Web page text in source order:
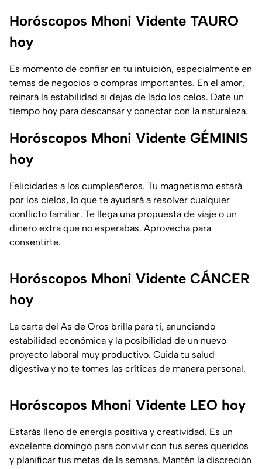
Horóscopos Mhoni Vidente TAURO
hoy
Es momento de confiar en tu intuición, especialmente en
temas de negocios o compras importantes. En el amor,
reinará la estabilidad si dejas de lado los celos. Date un
tiempo hoy para descansar y conectar con la naturaleza.
Horóscopos Mhoni Vidente GÉMINIS
hoy
Felicidades a los cumpleañeros. Tu magnetismo estará
por los cielos, lo que te ayudará a resolver cualquier
conflicto familiar. Te llega una propuesta de viaje o un
dinero extra que no esperabas. Aprovecha para
consentirte.
Horóscopos Mhoni Vidente CÁNCER
hoy
La carta del As de Oros brilla para ti, anunciando
estabilidad económica y la posibilidad de un nuevo
proyecto laboral muy productivo. Cuida tu salud
digestiva y no te tomes las críticas de manera personal.
Horóscopos Mhoni Vidente LEO hoy
Estarás lleno de energía positiva y creatividad. Es un
excelente domingo para convivir con tus seres queridos
y planificar tus metas de la semana. Mantén la discreción